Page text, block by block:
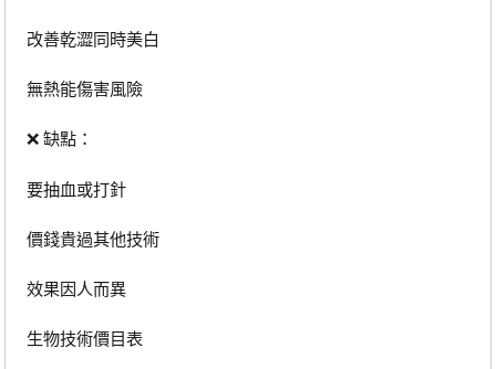
改善乾澀同時美白
無熱能傷害風險
❌ 缺點：
要抽血或打針
價錢貴過其他技術
效果因人而異
生物技術價目表